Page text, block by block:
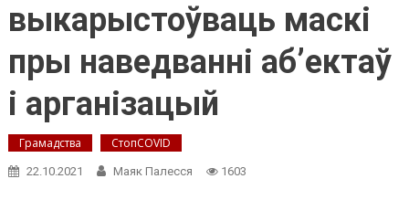
выкарыстоўваць маскі
пры наведванні аб’ектаў
і арганізацый
Грамадства СтопCOVID
22.10.2021 Маяк Палесся 1603